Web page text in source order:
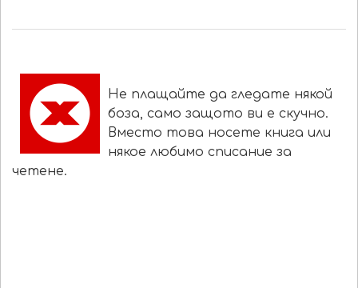
Не плащайте да гледате някой
боза, само защото ви е скучно.
Вместо това носете книга или
някое любимо списание за
четене.